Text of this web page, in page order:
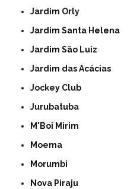
Jardim Orly
Jardim Santa Helena
Jardim São Luiz
Jardim das Acácias
Jockey Club
Jurubatuba
M'Boi Mirim
Moema
Morumbi
Nova Piraju